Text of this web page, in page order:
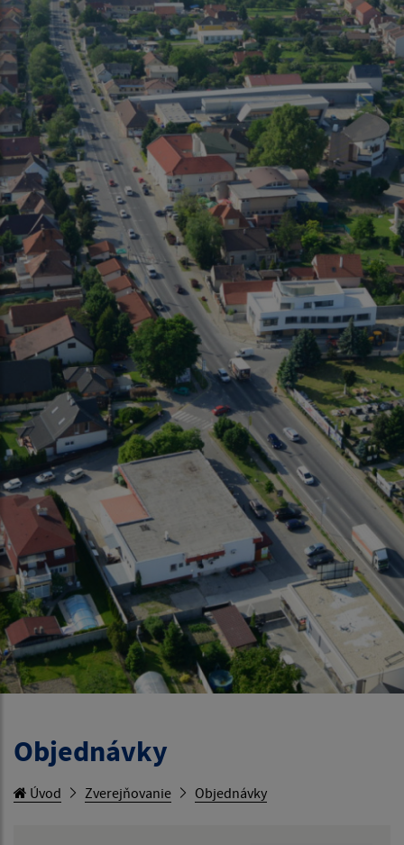
Objednávky
Úvod Zverejňovanie Objednávky